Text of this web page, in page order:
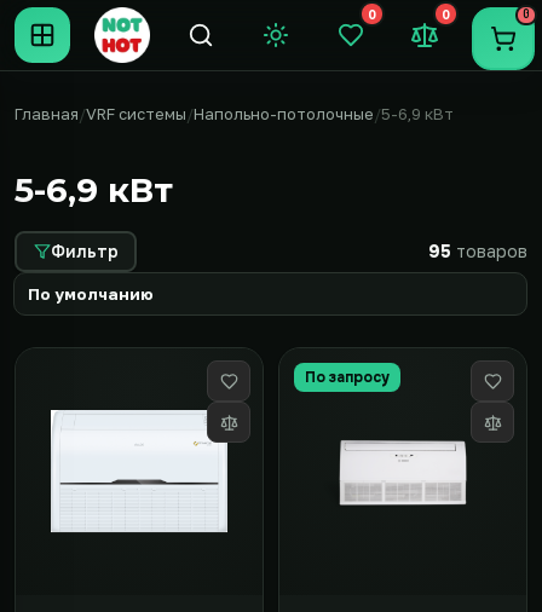
Темная тема
0
Закладки (0)
0
Сравнение
0
Главная VRF системы Напольно-потолочные 5-6,9 кВт
5-6,9 кВт
Фильтр 95 товаров
По запросу